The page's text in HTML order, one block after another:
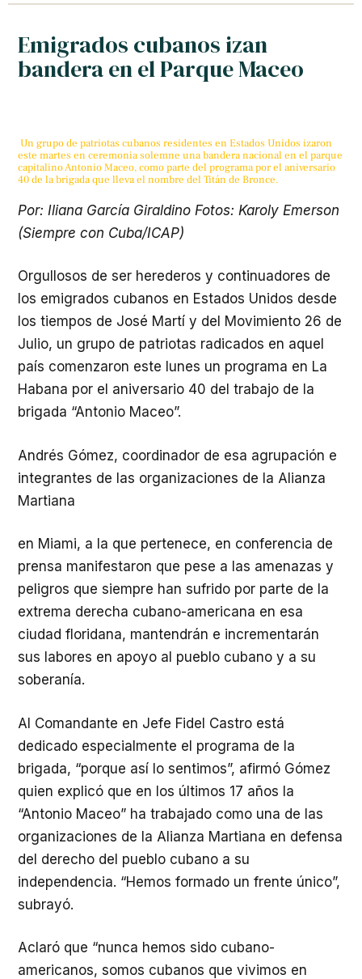
Emigrados cubanos izan
bandera en el Parque Maceo
Un grupo de patriotas cubanos residentes en Estados Unidos izaron
este martes en ceremonia solemne una bandera nacional en el parque
capitalino Antonio Maceo, como parte del programa por el aniversario
40 de la brigada que lleva el nombre del Titán de Bronce.
Por: Iliana García Giraldino Fotos: Karoly Emerson
(Siempre con Cuba/ICAP)
Orgullosos de ser herederos y continuadores de
los emigrados cubanos en Estados Unidos desde
los tiempos de José Martí y del Movimiento 26 de
Julio, un grupo de patriotas radicados en aquel
país comenzaron este lunes un programa en La
Habana por el aniversario 40 del trabajo de la
brigada “Antonio Maceo”.
Andrés Gómez, coordinador de esa agrupación e
integrantes de las organizaciones de la Alianza
Martiana
en Miami, a la que pertenece, en conferencia de
prensa manifestaron que pese a las amenazas y
peligros que siempre han sufrido por parte de la
extrema derecha cubano-americana en esa
ciudad floridana, mantendrán e incrementarán
sus labores en apoyo al pueblo cubano y a su
soberanía.
Al Comandante en Jefe Fidel Castro está
dedicado especialmente el programa de la
brigada, “porque así lo sentimos”, afirmó Gómez
quien explicó que en los últimos 17 años la
“Antonio Maceo” ha trabajado como una de las
organizaciones de la Alianza Martiana en defensa
del derecho del pueblo cubano a su
independencia. “Hemos formado un frente único”,
subrayó.
Aclaró que “nunca hemos sido cubano-
americanos, somos cubanos que vivimos en